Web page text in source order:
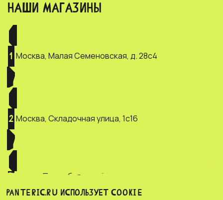
НАШИ МАГАЗИНЫ
1 Москва, Малая Семеновская, д. 28с4
2 Москва, Складочная улица, 1с16
Санкт-Петербург, ул. Зверинская, д.
2/5
PANTERIC.RU ИСПОЛЬЗУЕТ COOKIE